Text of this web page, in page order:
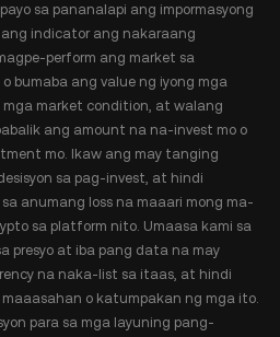
sa pananalapi ang impormasyong
indicator ang nakaraang
perform ang market sa
bumaba ang value ng iyong mga
market condition, at walang
ang amount na na-invest mo o
mo. Ikaw ang may tanging
sa pag-invest, at hindi
anumang loss na maaari mong ma-
sa platform nito. Umaasa kami sa
presyo at iba pang data na may
na naka-list sa itaas, at hindi
maaasahan o katumpakan ng mga ito.
para sa mga layuning pang-